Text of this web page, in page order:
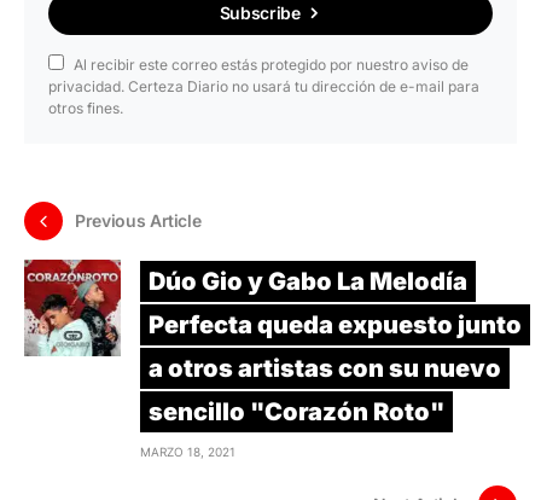
Subscribe
Al recibir este correo estás protegido por nuestro aviso de
privacidad. Certeza Diario no usará tu dirección de e-mail para
otros fines.
Previous Article
Dúo Gio y Gabo La Melodía
Perfecta queda expuesto junto
a otros artistas con su nuevo
sencillo "Corazón Roto"
MARZO 18, 2021